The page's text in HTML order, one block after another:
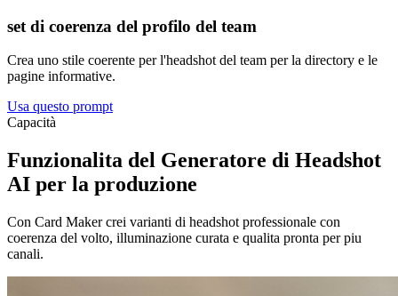
set di coerenza del profilo del team
Crea uno stile coerente per l'headshot del team per la directory e le
pagine informative.
Usa questo prompt
Capacità
Funzionalita del Generatore di Headshot
AI per la produzione
Con Card Maker crei varianti di headshot professionale con
coerenza del volto, illuminazione curata e qualita pronta per piu
canali.